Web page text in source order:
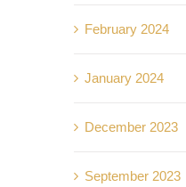
February 2024
January 2024
December 2023
September 2023